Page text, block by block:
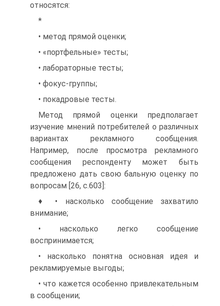
относятся:
*
• метод прямой оценки;
• «портфельные» тесты;
• лабораторные тесты;
• фокус-группы;
• покадровые тесты.
Метод прямой оценки предполагает
изучение мнений потребителей о различных
вариантах рекламного сообщения.
Например, после просмотра рекламного
сообщения респонденту может быть
предложено дать свою бальную оценку по
вопросам [26, с.603]:
♦ • насколько сообщение захватило
внимание;
• насколько легко сообщение
воспринимается;
• насколько понятна основная идея и
рекламируемые выгоды;
• что кажется особенно привлекательным
в сообщении;